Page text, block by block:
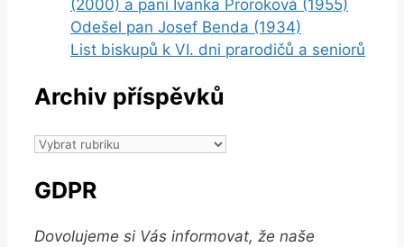
(2000) a paní Ivanka Proroková (1955)
Odešel pan Josef Benda (1934)
List biskupů k VI. dni prarodičů a seniorů
Archiv příspěvků
Archiv
GDPR
Dovolujeme si Vás informovat, že naše